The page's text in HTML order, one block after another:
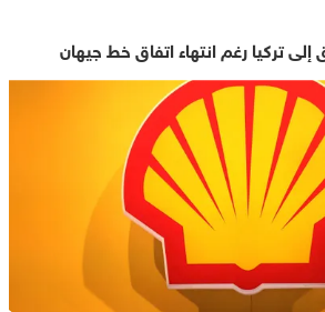
تركيا رغم انتهاء اتفاق خط جيهان